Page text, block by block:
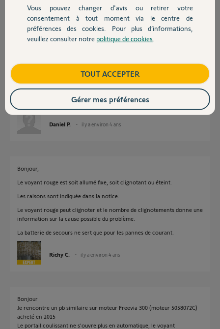
Devis avec un pro
Contact
Bonjour
Quel est l'âge de votre appareil ?
Richy C. il y a environ 4 ans
Bonjour,
du moteur est 5058073B.
Daniel P. il y a environ 4 ans
Bonjour,
Le voyant rouge est soit allumé fixe, soit clignotant ou éteint.
Les raisons sont indiquée dans la notice.
Le voyant rouge peut clignoter et le nombre de clignotements donne une
information sur la cause possible du problème.
La batterie de secours ne sert que pour les pannes de courant.
Richy C. il y a environ 4 ans
Bonjour
Je rencontre un pb similaire sur moteur Freevia 300 (moteur 5058072C)
acheté en 2015
Le portail coulissant ne s'ouvre plus en automatique, le voyant
Vous pouvez changer d'avis ou retirer votre
consentement à tout moment via le centre de
préférences des cookies. Pour plus d’informations,
veuillez consulter notre politique de cookies
TOUT ACCEPTER
Gérer mes préférences